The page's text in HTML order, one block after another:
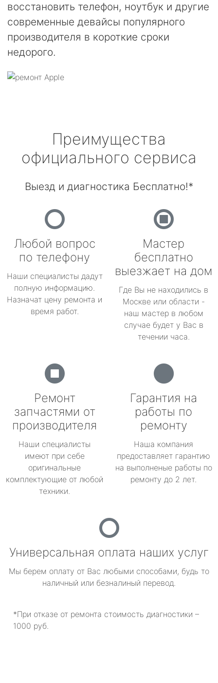
восстановить телефон, ноутбук и другие
современные девайсы популярного
производителя в короткие сроки
недорого.
Преимущества
официального сервиса
Выезд и диагностика Бесплатно!*
Любой вопрос
по телефону
Наши специалисты дадут
полную информацию.
Назначат цену ремонта и
время работ.
Мастер
бесплатно
выезжает на дом
Где Вы не находились в
Москве или области -
наш мастер в любом
случае будет у Вас в
течении часа.
Ремонт
запчастями от
производителя
Наши специалисты
имеют при себе
оригинальные
комплектующие от любой
техники.
Гарантия на
работы по
ремонту
Наша компания
предоставляет гарантию
на выполненые работы по
ремонту до 2 лет.
Универсальная оплата наших услуг
Мы берем оплату от Вас любыми способами, будь то
наличный или безналиный перевод.
*При отказе от ремонта стоимость диагностики –
1000 руб.